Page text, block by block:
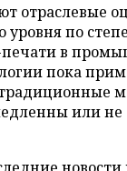
отраслевые
уровня по
в
пока
или